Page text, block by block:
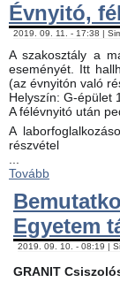
Évnyitó,
2019. 09. 11. - 17:38 |
A szakosztály a
eseményét. Itt
(az évnyitón való
Helyszín: G-épület
A félévnyitó után
A
részvétel
Tovább
Egyetem
2019. 09. 10. - 08:19 |
GRANIT